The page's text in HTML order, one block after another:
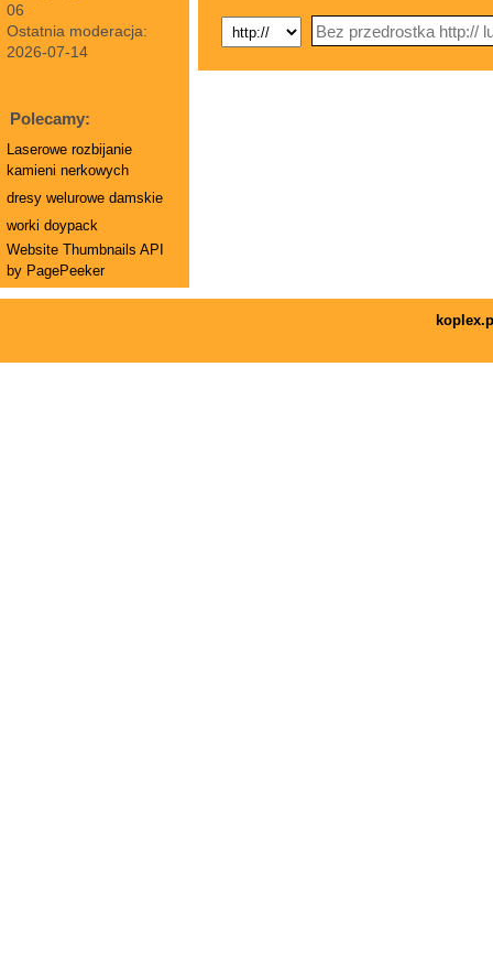
06
Ostatnia moderacja:
2026-07-14
Polecamy:
Laserowe rozbijanie
kamieni nerkowych
dresy welurowe damskie
worki doypack
Website Thumbnails API
by PagePeeker